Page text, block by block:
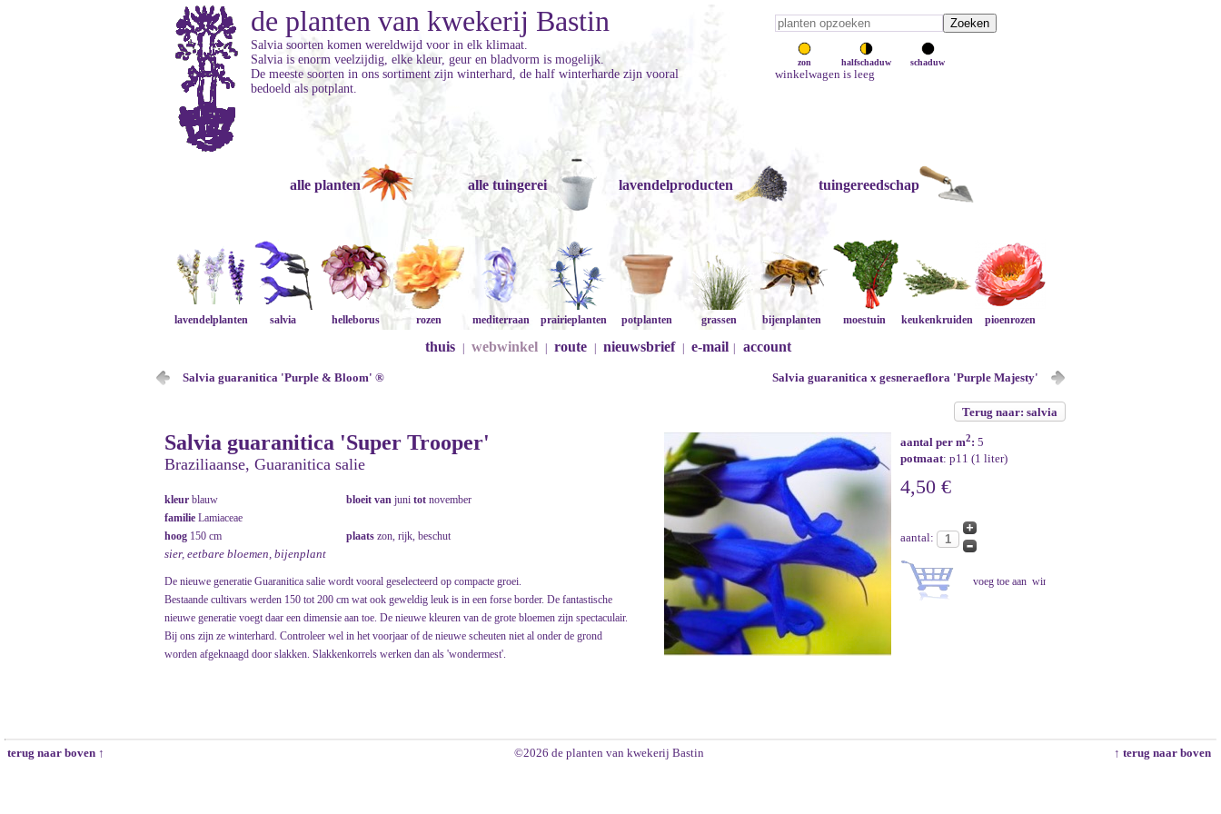
zon halfschaduw schaduw
winkelwagen is leeg
de planten van kwekerij Bastin
Salvia soorten komen wereldwijd voor in elk klimaat.
Salvia is enorm veelzijdig, elke kleur, geur en bladvorm is mogelijk.
De meeste soorten in ons sortiment zijn winterhard, de half winterharde zijn vooral
bedoeld als potplant.
alle planten alle tuingerei lavendelproducten tuingereedschap
lavendelplanten salvia helleborus rozen mediterraan prairieplanten potplanten grassen bijenplanten moestuin keukenkruiden pioenrozen
thuis webwinkel route nieuwsbrief e-mail account
Salvia guaranitica 'Purple & Bloom' ® Salvia guaranitica x gesneraeflora 'Purple Majesty'
Terug naar: salvia
Salvia guaranitica 'Super Trooper'
Braziliaanse, Guaranitica salie
kleur blauw bloeit van juni tot november
familie Lamiaceae
hoog 150 cm plaats zon, rijk, beschut
sier, eetbare bloemen, bijenplant
De nieuwe generatie Guaranitica salie wordt vooral geselecteerd op compacte groei.
Bestaande cultivars werden 150 tot 200 cm wat ook geweldig leuk is in een forse border. De fantastische
nieuwe generatie voegt daar een dimensie aan toe. De nieuwe kleuren van de grote bloemen zijn spectaculair.
Bij ons zijn ze winterhard. Controleer wel in het voorjaar of de nieuwe scheuten niet al onder de grond
worden afgeknaagd door slakken. Slakkenkorrels werken dan als 'wondermest'.
aantal per m2: 5
potmaat: p11 (1 liter)
4,50 €
aantal:
terug naar boven ↑ ©2026 de planten van kwekerij Bastin ↑ terug naar boven